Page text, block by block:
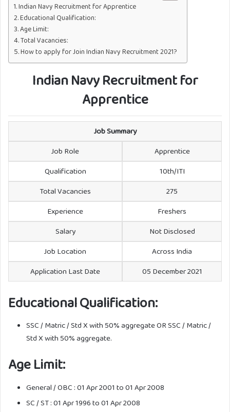
Indian Navy Recruitment for Apprentice
Educational Qualification:
Age Limit:
Total Vacancies:
How to apply for Join Indian Navy Recruitment 2021?
Indian Navy Recruitment for
Apprentice
Job Summary
Job Role
Apprentice
Qualification
10th/ITI
Total Vacancies
275
Experience
Freshers
Salary
Not Disclosed
Job Location
Across India
Application Last Date
05 December 2021
Educational Qualification:
SSC / Matric / Std X with 50% aggregate OR SSC / Matric /
Std X with 50% aggregate.
Age Limit:
General / OBC : 01 Apr 2001 to 01 Apr 2008
SC / ST : 01 Apr 1996 to 01 Apr 2008